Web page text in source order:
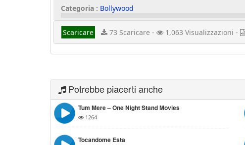
Categoria : Bollywood
Scaricare 73 Scaricare - 1,063 Visualizzazioni -
Potrebbe piacerti anche
Tum Mere – One Night Stand Movies
1264
Tocandome Esta